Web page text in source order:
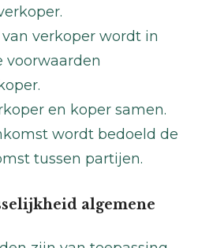
verkoper wordt in
voorwaarden
en koper samen.
wordt bedoeld de
tussen partijen.
algemene